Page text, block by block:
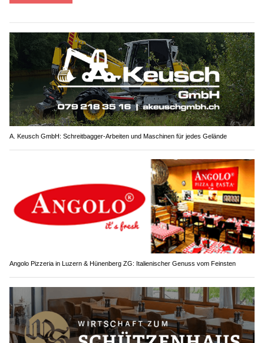
A. Keusch GmbH: Schreitbagger-Arbeiten und Maschinen für jedes Gelände
Angolo Pizzeria in Luzern & Hünenberg ZG: Italienischer Genuss vom Feinsten